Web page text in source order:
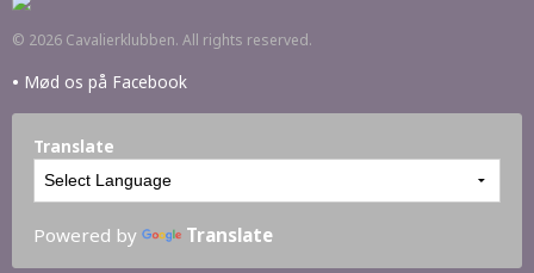
© 2026 Cavalierklubben. All rights reserved.
• Mød os på Facebook
Translate
Powered by Translate